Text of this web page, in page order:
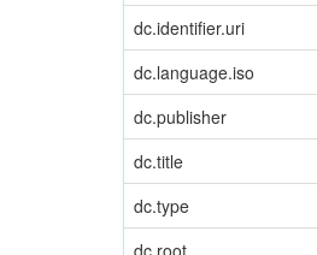
dc.identifier.uri
dc.language.iso
dc.publisher
dc.title
dc.type
dc.root